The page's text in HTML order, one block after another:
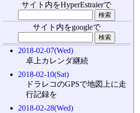
サイト内をHyperEstraierで
サイト内をgoogleで
2018-02-07(Wed)
卓上カレンダ継続
2018-02-10(Sat)
ドラレコのGPSで地図上に走
行記録を
2018-02-28(Wed)